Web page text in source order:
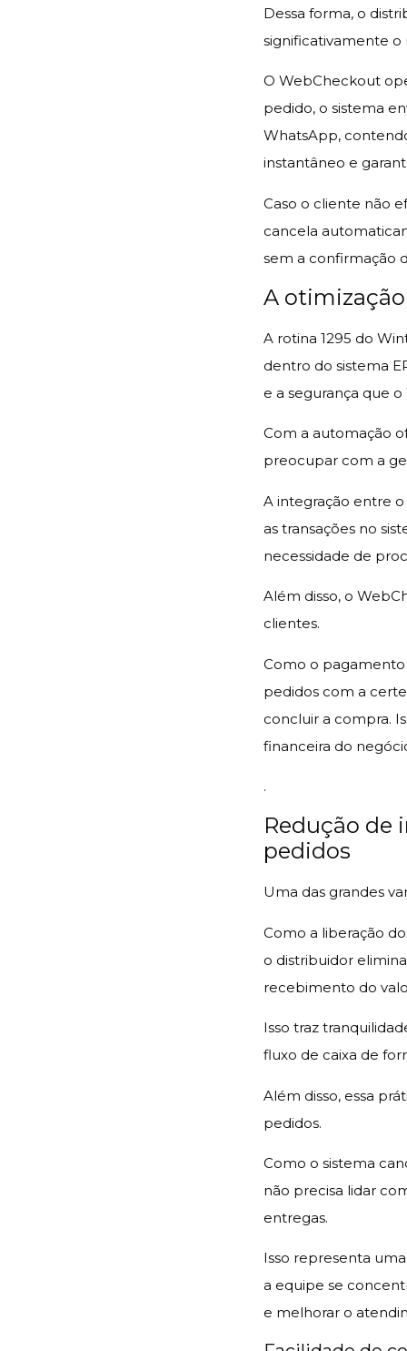
Dessa forma, o
significativamente
O WebCheckout
pedido, o sistema
WhatsApp,
instantâneo e
Caso o cliente não
cancela
sem a confirmação
A
A rotina 1295 do
dentro do sistema
e a segurança que
Com a automação
preocupar com a
A integração entre
as transações no
necessidade de
Além disso, o
clientes.
Como o
pedidos com a
concluir a compra.
financeira do
.
Redução de
pedidos
Uma das grandes
Como a liberação
o distribuidor
recebimento do
Isso traz
fluxo de caixa de
Além disso, essa
pedidos.
Como o sistema
não precisa lidar
entregas.
Isso representa
a equipe se
e melhorar o